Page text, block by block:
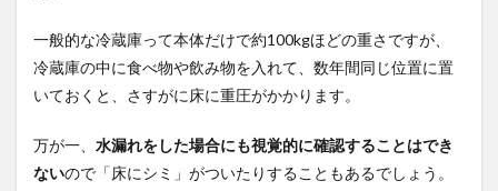
一般的な冷蔵庫って本体だけで約100kgほどの重さですが、
冷蔵庫の中に食べ物や飲み物を入れて、数年間同じ位置に置
いておくと、さすがに床に重圧がかかります。
万が一、 水漏れをした場合にも視覚的に確認することはでき
ないので「床にシミ」がついたりすることもあるでしょう。